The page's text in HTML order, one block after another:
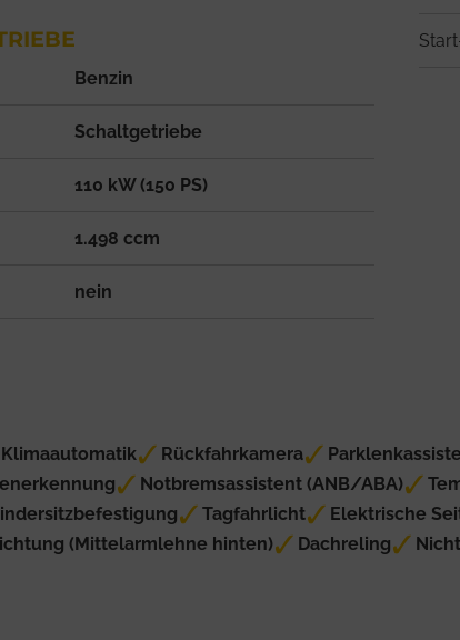
Benzin
Schaltgetriebe
110 kW (150 PS)
1.498 ccm
nein
Klimaautomatik Rückfahrkamera
Notbremsassistent (ANB/ABA)
Tagfahrlicht
Elektrische
(Mittelarmlehne hinten)
Dachreling